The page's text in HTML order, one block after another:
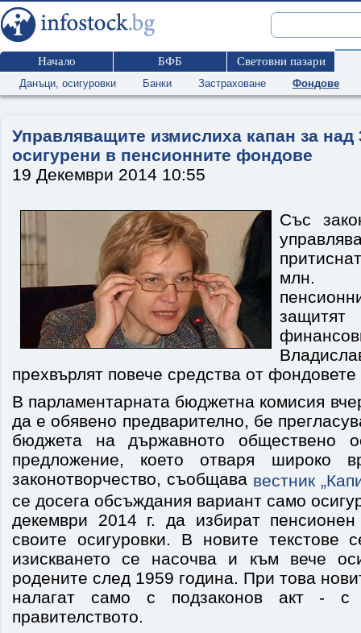
Начало БФБ Световни пазари
Данъци, осигуровки Банки Застраховане Фондове
Управляващите измислиха капан за над
осигурени в пенсионните фондове
19 Декември 2014 10:55
Със
млн.
прехвърлят повече средства от
В парламентарната бюджетна комисия
да е обявено предварително, бе
бюджета на държавното обществено
предложение, което отваря широко
законотворчество, съобщава вестник
се досега обсъждания вариант само
декември 2014 г. да избират
своите осигуровки. В новите текстове
изискването се насочва и към вече
родените след 1959 година. При това
налагат само с подзаконов акт - с
правителството.